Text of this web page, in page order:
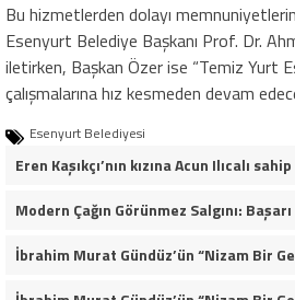
Bu hizmetlerden dolayı
Esenyurt Belediye Başkanı Prof. Dr.
iletirken, Başkan Özer ise “Temiz Yurt
çalışmalarına hız kesmeden devam
Esenyurt Belediyesi